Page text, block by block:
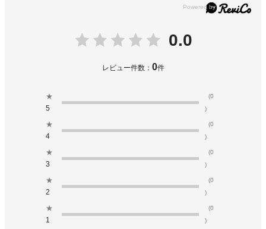
0.0
レビュー件数： 0件
★
5
(0
)
★
4
(0
)
★
3
(0
)
★
2
(0
)
★
1
(0
)